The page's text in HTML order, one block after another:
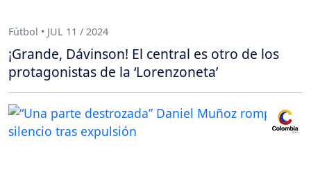
Fútbol • JUL 11 / 2024
¡Grande, Dávinson! El central es otro de los
protagonistas de la ‘Lorenzoneta’